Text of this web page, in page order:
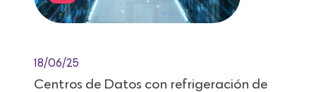
18/06/25
Centros de Datos con refrigeración de